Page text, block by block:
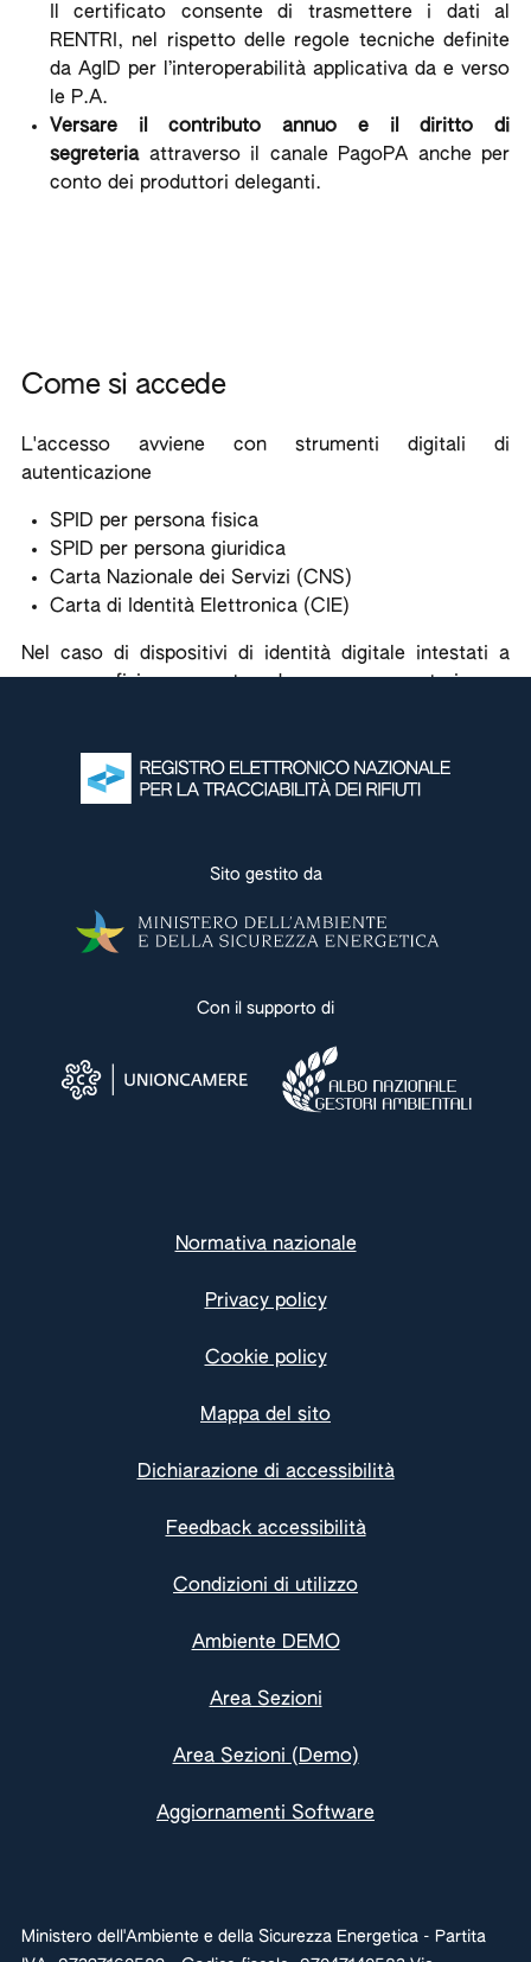
Il certificato consente di trasmettere i dati al
RENTRI, nel rispetto delle regole tecniche definite
da AgID per l’interoperabilità applicativa da e verso
le P.A.
Versare il contributo annuo e il diritto di
segreteria attraverso il canale PagoPA anche per
conto dei produttori deleganti.
Come si accede
L'accesso avviene con strumenti digitali di
autenticazione
SPID per persona fisica
SPID per persona giuridica
Carta Nazionale dei Servizi (CNS)
Carta di Identità Elettronica (CIE)
Nel caso di dispositivi di identità digitale intestati a
persona fisica, questa deve avere poteri per
dall'organizzazione tramite appositaprocedura.
Sito gestito da
Con il supporto di
Normativa nazionale
Privacy policy
Cookie policy
Mappa del sito
Dichiarazione di accessibilità
Feedback accessibilità
Condizioni di utilizzo
Ambiente DEMO
Area Sezioni
Area Sezioni (Demo)
Aggiornamenti Software
Ministero dell'Ambiente e della Sicurezza Energetica - Partita